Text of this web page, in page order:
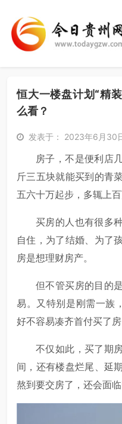
恒大一楼盘计划“精
么看？
发表于： 2023年6月30
房子，不是便利店
斤三五块就能买到的青
五六十万起步，多辄上
买房的人也有很多
自住，为了结婚、为了
房是想理财房产。
但不管买房的目的
易。又特别是刚需一族
好不容易凑齐首付买了
不仅如此，买了期
间，还有楼盘烂尾、延
熬到要交房了，还会面临